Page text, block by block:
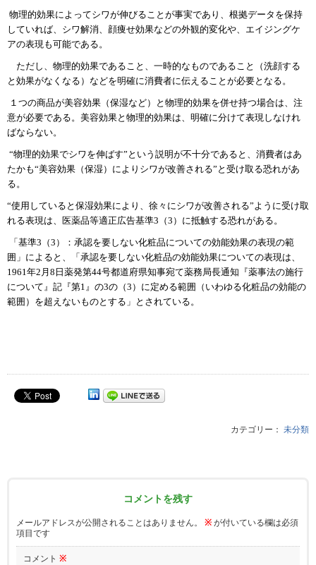
物理的効果によってシワが伸びることが事実であり、根拠データを保持
していれば、シワ解消、顔痩せ効果などの外観的変化や、エイジングケ
アの表現も可能である。
ただし、物理的効果であること、一時的なものであること（洗顔する
と効果がなくなる）などを明確に消費者に伝え ることが必要となる。
１つの商品が美容効果（保湿など）と物理的効果を併せ持つ場合は、 注
意が必要である。 美容効果と物理的効果は、明確に分けて表現しなけれ
ばならない。
“物理的効果でシワを伸ばす”という説明が不十分であると、消費者はあ
たかも“美容効果（保湿）によりシワが改善される”と受け取る恐れがあ
る。
“使用していると保湿効果により、徐々にシワが改善される”ように受け取
れる表現は、医薬品等適正広告基準3 （3 ）に抵触する恐れがある。
「基準3 （3 ）：承認を要しない化粧品についての効能効果の表現の範
囲」によると、「承認を要しない化粧品の効能効果についての表現は、
1961年2 月 8 日薬発第44号都道府県知事宛て薬務局長通知『薬事法の施行
について』記『第1』の3の（3 ）に定める範囲（いわゆる化粧品の効能の
範囲）を超えないものとする」とされている。
カテゴリー： 未分類
コメントを残す
メールアドレスが公開されることはありません。 ※ が付いている欄は必須
項目です
コメント ※